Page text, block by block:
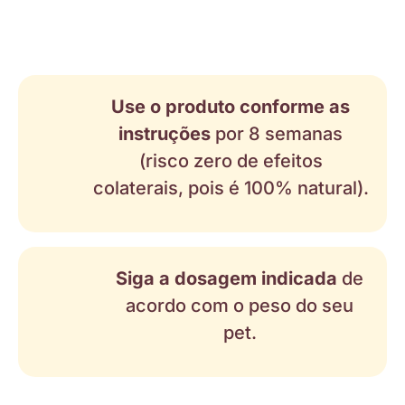
Use o produto conforme as
instruções por 8 semanas
(risco zero de efeitos
colaterais, pois é 100% natural).
Siga a dosagem indicada de
acordo com o peso do seu
pet.